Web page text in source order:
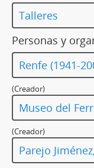
Talleres
Personas y
Renfe (1941-
(Creador)
Museo del
(Creador)
Parejo